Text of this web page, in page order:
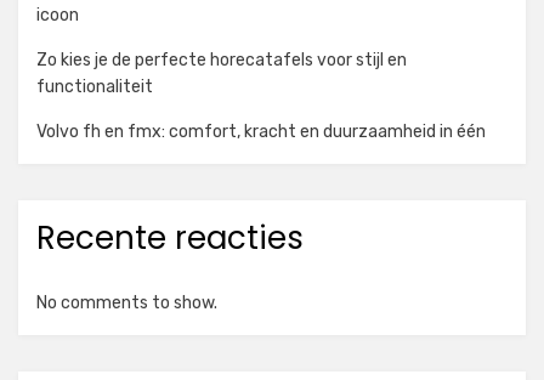
icoon
Zo kies je de perfecte horecatafels voor stijl en
functionaliteit
Volvo fh en fmx: comfort, kracht en duurzaamheid in één
Recente reacties
No comments to show.